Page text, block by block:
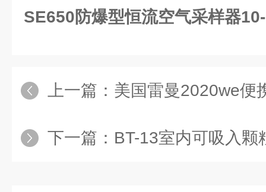
SE650防爆型恒流空气采样器
上一篇： 美国雷曼2020we便携
下一篇： BT-13室内可吸入颗